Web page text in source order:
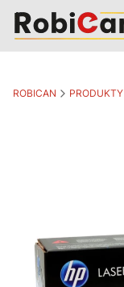
ROBICAN PRODUKTY